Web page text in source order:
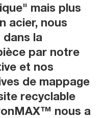
mais plus
acier, nous
dans la
par notre
et nos
de mappage
recyclable
nous a